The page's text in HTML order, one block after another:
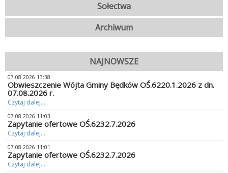
Sołectwa
Archiwum
NAJNOWSZE
07.08.2026 13:38
Obwieszczenie Wójta Gminy Będków OŚ.6220.1.2026 z dn.
07.08.2026 r.
Czytaj dalej...
07.08.2026 11:03
Zapytanie ofertowe OŚ.6232.7.2026
Czytaj dalej...
07.08.2026 11:01
Zapytanie ofertowe OŚ.6232.7.2026
Czytaj dalej...